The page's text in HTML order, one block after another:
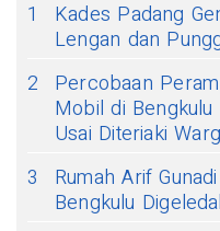
1
Kades Padang
Lengan dan
2
Percobaan
Mobil di
Usai Diteriaki
3
Rumah Arif
Bengkulu